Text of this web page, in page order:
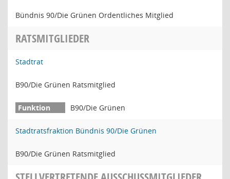
Bündnis 90/Die Grünen Ordentliches Mitglied
RATSMITGLIEDER
Stadtrat
B90/Die Grünen Ratsmitglied
B90/Die Grünen
Stadtratsfraktion Bündnis 90/Die Grünen
B90/Die Grünen Ratsmitglied